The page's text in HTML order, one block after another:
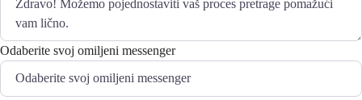
Odaberite svoj omiljeni messenger